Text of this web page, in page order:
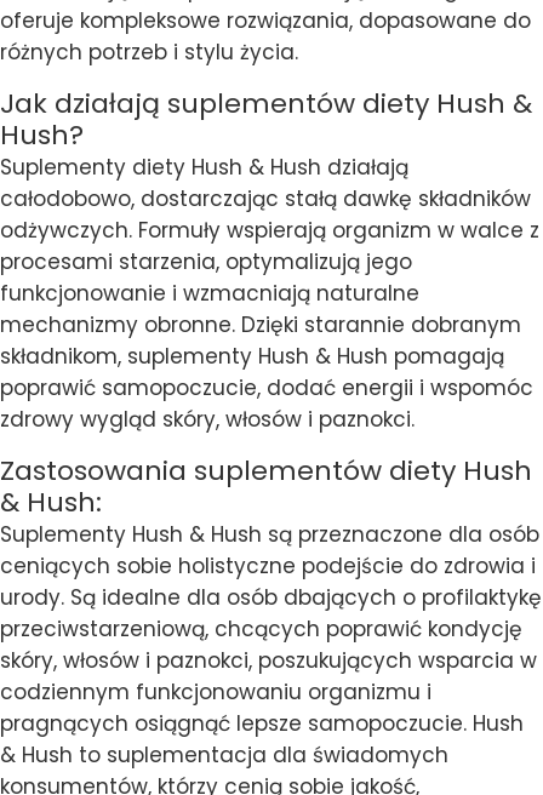
oferuje kompleksowe rozwiązania, dopasowane do
różnych potrzeb i stylu życia.
Jak działają suplementów diety Hush &
Hush?
Suplementy diety Hush & Hush działają
całodobowo, dostarczając stałą dawkę składników
odżywczych. Formuły wspierają organizm w walce z
procesami starzenia, optymalizują jego
funkcjonowanie i wzmacniają naturalne
mechanizmy obronne. Dzięki starannie dobranym
składnikom, suplementy Hush & Hush pomagają
poprawić samopoczucie, dodać energii i wspomóc
zdrowy wygląd skóry, włosów i paznokci.
Zastosowania suplementów diety Hush
& Hush:
Suplementy Hush & Hush są przeznaczone dla osób
ceniących sobie holistyczne podejście do zdrowia i
urody. Są idealne dla osób dbających o profilaktykę
przeciwstarzeniową, chcących poprawić kondycję
skóry, włosów i paznokci, poszukujących wsparcia w
codziennym funkcjonowaniu organizmu i
pragnących osiągnąć lepsze samopoczucie. Hush
& Hush to suplementacja dla świadomych
konsumentów, którzy cenią sobie jakość,